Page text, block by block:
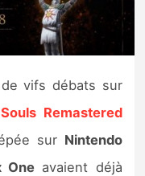
vifs débats sur
Remastered
sur Nintendo
Oneavaient déjà